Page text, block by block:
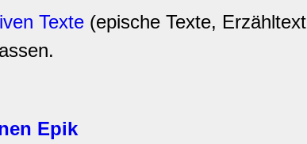
Texte (epische Texte,
Epik